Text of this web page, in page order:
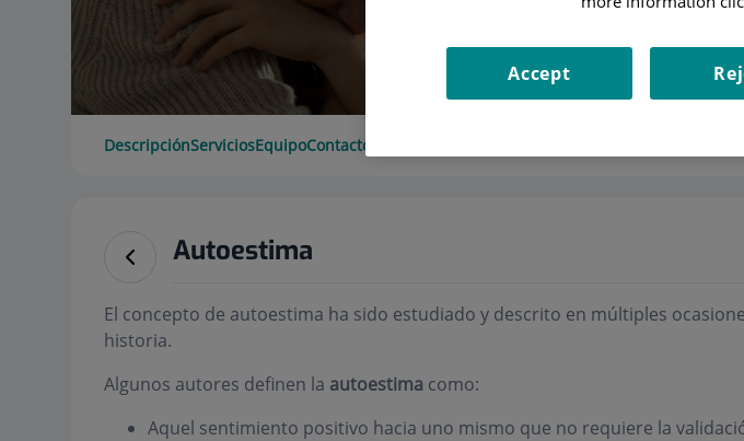
DescripciónServiciosEquipoContacto
Autoestima
El concepto de autoestima ha sido estudiado y descrito en múltiples
historia.
Algunos autores definen la autoestima como:
Aquel sentimiento positivo hacia uno mismo que no requiere la
Accept